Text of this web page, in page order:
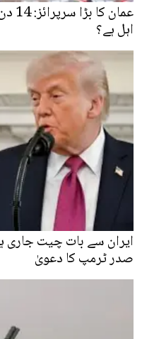
اہل ہے؟
ایران سے بات چیت جاری
صدر ٹرمپ کا دعویٰ